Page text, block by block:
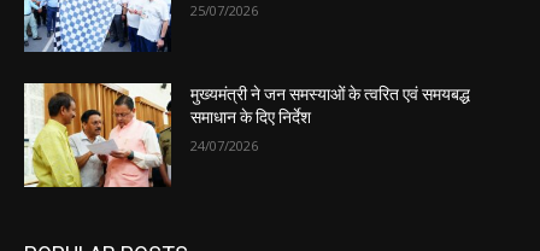
25/07/2026
मुख्यमंत्री ने जन समस्याओं के त्वरित एवं समयबद्ध
समाधान के दिए निर्देश
24/07/2026